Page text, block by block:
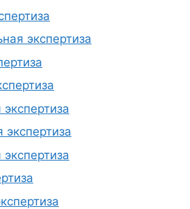
экспертиза
экспертиза